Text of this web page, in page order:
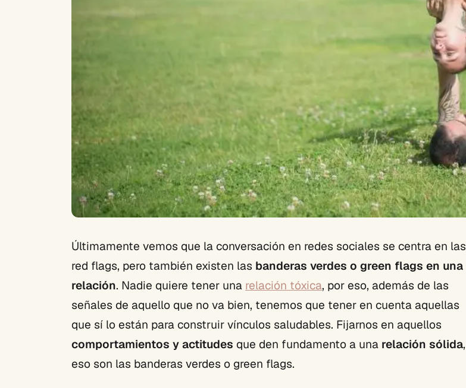
Últimamente vemos que la conversación en redes sociales se centra en las
red flags, pero también existen las banderas verdes o green flags en una
relación. Nadie quiere tener una relación tóxica, por eso, además de las
señales de aquello que no va bien, tenemos que tener en cuenta aquellas
que sí lo están para construir vínculos saludables. Fijarnos en aquellos
comportamientos y actitudes que den fundamento a una relación sólida,
eso son las banderas verdes o green flags.